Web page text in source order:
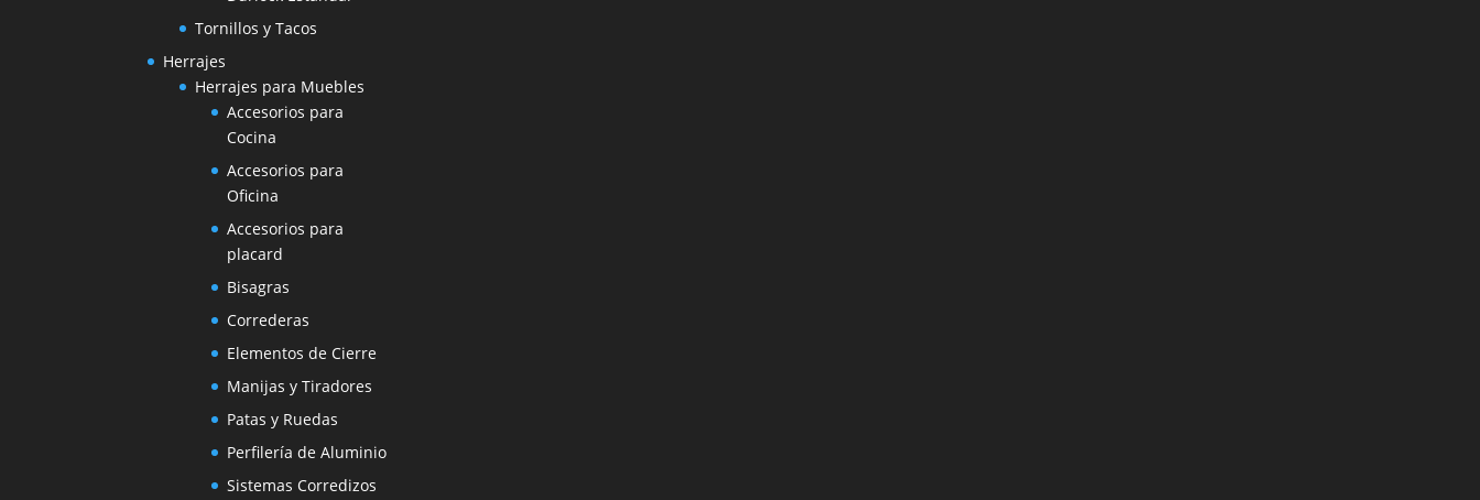
Tornillos y Tacos
Herrajes
Herrajes para Muebles
Accesorios para
Cocina
Accesorios para
Oficina
Accesorios para
placard
Bisagras
Correderas
Elementos de Cierre
Manijas y Tiradores
Patas y Ruedas
Perfilería de Aluminio
Sistemas Corredizos